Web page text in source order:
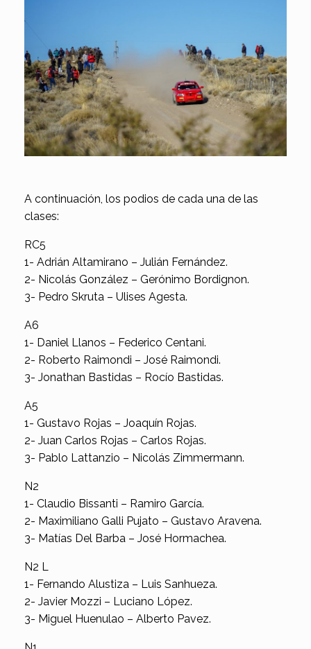
A continuación, los podios de cada una de las
clases:
RC5
1- Adrián Altamirano – Julián Fernández.
2- Nicolás González – Gerónimo Bordignon.
3- Pedro Skruta – Ulises Agesta.
A6
1- Daniel Llanos – Federico Centani.
2- Roberto Raimondi – José Raimondi.
3- Jonathan Bastidas – Rocío Bastidas.
A5
1- Gustavo Rojas – Joaquín Rojas.
2- Juan Carlos Rojas – Carlos Rojas.
3- Pablo Lattanzio – Nicolás Zimmermann.
N2
1- Claudio Bissanti – Ramiro García.
2- Maximiliano Galli Pujato – Gustavo Aravena.
3- Matías Del Barba – José Hormachea.
N2 L
1- Fernando Alustiza – Luis Sanhueza.
2- Javier Mozzi – Luciano López.
3- Miguel Huenulao – Alberto Pavez.